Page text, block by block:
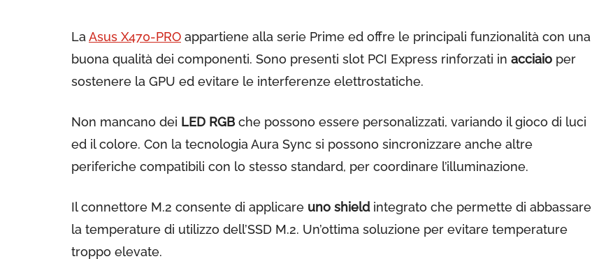
La Asus X470-PRO appartiene alla serie Prime ed offre le principali funzionalità con una
buona qualità dei componenti. Sono presenti slot PCI Express rinforzati in acciaio per
sostenere la GPU ed evitare le interferenze elettrostatiche.
Non mancano dei LED RGB che possono essere personalizzati, variando il gioco di luci
ed il colore. Con la tecnologia Aura Sync si possono sincronizzare anche altre
periferiche compatibili con lo stesso standard, per coordinare l’illuminazione.
Il connettore M.2 consente di applicare uno shieldintegrato che permette di abbassare
la temperature di utilizzo dell’SSD M.2. Un’ottima soluzione per evitare temperature
troppo elevate.